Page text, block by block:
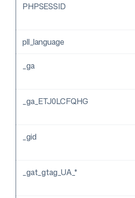
PHPSESSID
pll_language
_ga
_ga_ETJ0LCFQHG
_gid
_gat_gtag_UA_*